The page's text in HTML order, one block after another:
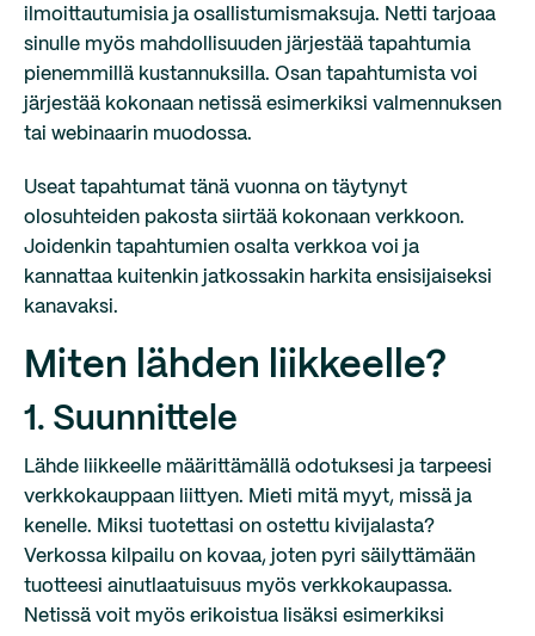
ilmoittautumisia ja osallistumismaksuja. Netti tarjoaa
sinulle myös mahdollisuuden järjestää tapahtumia
pienemmillä kustannuksilla. Osan tapahtumista voi
järjestää kokonaan netissä esimerkiksi valmennuksen
tai webinaarin muodossa.
Useat tapahtumat tänä vuonna on täytynyt
olosuhteiden pakosta siirtää kokonaan verkkoon.
Joidenkin tapahtumien osalta verkkoa voi ja
kannattaa kuitenkin jatkossakin harkita ensisijaiseksi
kanavaksi.
Miten lähden liikkeelle?
1. Suunnittele
Lähde liikkeelle määrittämällä odotuksesi ja tarpeesi
verkkokauppaan liittyen. Mieti mitä myyt, missä ja
kenelle. Miksi tuotettasi on ostettu kivijalasta?
Verkossa kilpailu on kovaa, joten pyri säilyttämään
tuotteesi ainutlaatuisuus myös verkkokaupassa.
Netissä voit myös erikoistua lisäksi esimerkiksi